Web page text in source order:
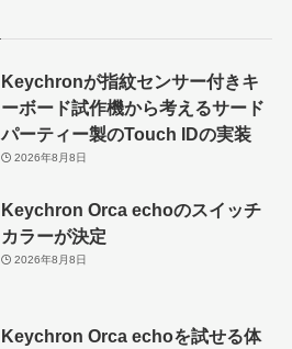
Keychronが指紋センサー付きキ
ーボード試作機から考えるサード
パーティー製のTouch IDの実装
2026年8月8日
Keychron Orca echoのスイッチ
カラーが決定
2026年8月8日
Keychron Orca echoを試せる体